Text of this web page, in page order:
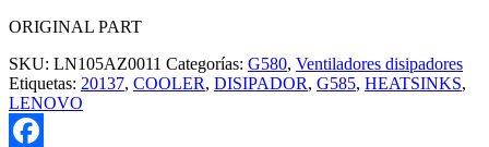
ORIGINAL PART
SKU: LN105AZ0011 Categorías: G580, Ventiladores disipadores
Etiquetas: 20137, COOLER, DISIPADOR, G585, HEATSINKS,
LENOVO